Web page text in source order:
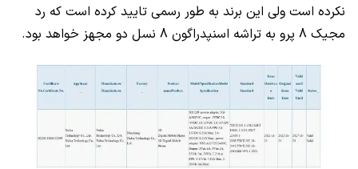
نکرده است ولی این برند به طور رسمی تایید کرده است که رد
مجیک 8 پرو به تراشه اسنپدراگون 8 نسل دو مجهز خواهد بود.